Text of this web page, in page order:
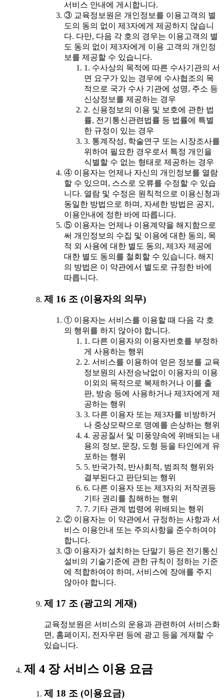
서비스 안내에 게시합니다.
③ 교육정보원은 개인정보를 이용고객의 별
도의 동의 없이 제3자에게 제공하지 않습니
다. 다만, 다음 각 호의 경우는 이용고객의 별
도 동의 없이 제3자에게 이용 고객의 개인정
보를 제공할 수 있습니다.
1. 수사상의 목적에 따른 수사기관의 서
면 요구가 있는 경우에 수사협조의 목
적으로 국가 수사 기관에 성명, 주소 등
신상정보를 제공하는 경우
2. 신용정보의 이용 및 보호에 관한 법
률, 전기통신관련법률 등 법률에 특별
한 규정이 있는 경우
3. 통계작성, 학술연구 또는 시장조사를
위하여 필요한 경우로서 특정 개인을
식별할 수 없는 형태로 제공하는 경우
④ 이용자는 언제나 자신의 개인정보를 열람
할 수 있으며, 스스로 오류를 수정할 수 있습
니다. 열람 및 수정은 원칙적으로 이용신청과
동일한 방법으로 하며, 자세한 방법은 공지,
이용안내에 정한 바에 따릅니다.
⑤ 이용자는 언제나 이용계약을 해지함으로
써 개인정보의 수집 및 이용에 대한 동의, 목
적 외 사용에 대한 별도 동의, 제3자 제공에
대한 별도 동의를 철회할 수 있습니다. 해지
의 방법은 이 약관에서 별도로 규정한 바에
따릅니다.
제 16 조 (이용자의 의무)
① 이용자는 서비스를 이용할 때 다음 각 호
의 행위를 하지 않아야 합니다.
1. 다른 이용자의 이용자번호를 부정하
게 사용하는 행위
2. 서비스를 이용하여 얻은 정보를 교육
정보원의 사전승낙없이 이용자의 이용
이외의 목적으로 복제하거나 이를 출
판, 방송 등에 사용하거나 제3자에게 제
공하는 행위
3. 다른 이용자 또는 제3자를 비방하거
나 중상모략으로 명예를 손상하는 행위
4. 공공질서 및 미풍양속에 위배되는 내
용의 정보, 문장, 도형 등을 타인에게 유
포하는 행위
5. 반국가적, 반사회적, 범죄적 행위와
결부된다고 판단되는 행위
6. 다른 이용자 또는 제3자의 저작권등
기타 권리를 침해하는 행위
7. 기타 관계 법령에 위배되는 행위
② 이용자는 이 약관에서 규정하는 사항과 서
비스 이용안내 또는 주의사항을 준수하여야
합니다.
③ 이용자가 설치하는 단말기 등은 전기통신
설비의 기술기준에 관한 규칙이 정하는 기준
에 적합하여야 하며, 서비스에 장애를 주지
않아야 합니다.
제 17 조 (광고의 게재)
교육정보원은 서비스의 운용과 관련하여 서비스화
면, 홈페이지, 전자우편 등에 광고 등을 게재할 수
있습니다.
제 4 장 서비스 이용 요금
제 18 조 (이용요금)